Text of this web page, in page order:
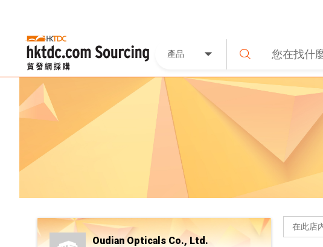
產品
Oudian Opticals Co., Ltd.